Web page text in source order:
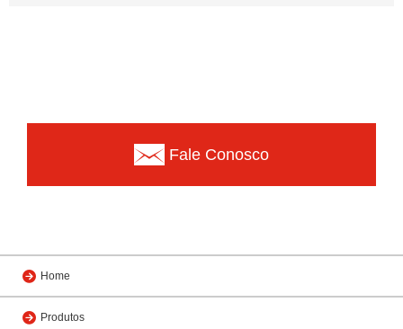
Fale Conosco
Home
Produtos